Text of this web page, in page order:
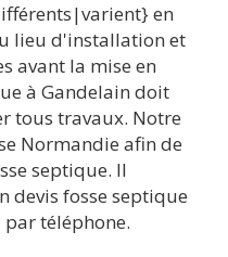
en
lieu d'installation et
avant la mise en
à Gandelain doit
tous travaux. Notre
Normandie afin de
septique. Il
devis fosse septique
téléphone.